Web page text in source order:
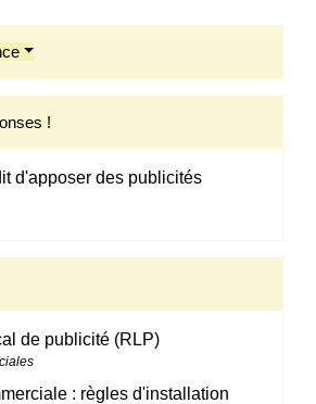
!
d'apposer des publicités
de publicité (RLP)
: règles d'installation